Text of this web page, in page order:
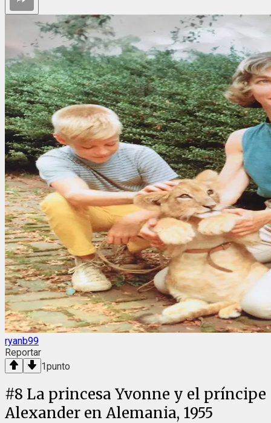
ryanb99
Reportar
1punto
#8 La princesa Yvonne y el príncipe
Alexander en Alemania, 1955